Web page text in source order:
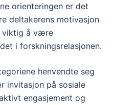
orienteringen er det
deltakerens motivasjon
viktig å være
i forskningsrelasjonen.
henvendte seg
invitasjon på sosiale
engasjement og